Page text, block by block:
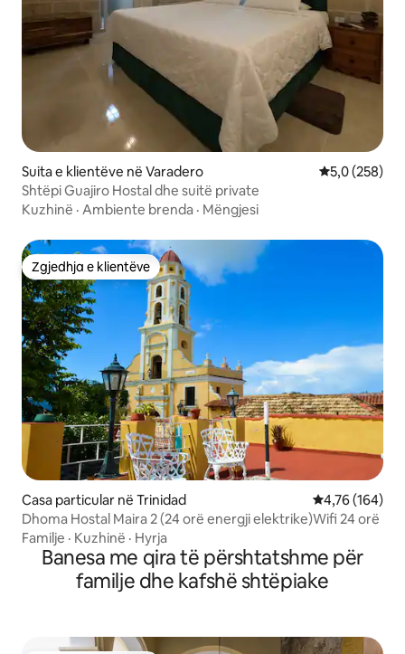
Suita e klientëve në Varadero Vlerësimi
5,0 (258)
Shtëpi Guajiro Hostal dhe suitë private
Kuzhinë · Ambiente brenda · Mëngjesi
Zgjedhja e klientëve
Zgjedhja e klientëve
Casa particular në Trinidad Vlerësimi
4,76 (164)
Dhoma Hostal Maira 2 (24 orë energji elektrike)Wifi 24 orë
Familje · Kuzhinë · Hyrja
Banesa me qira të përshtatshme për
familje dhe kafshë shtëpiake